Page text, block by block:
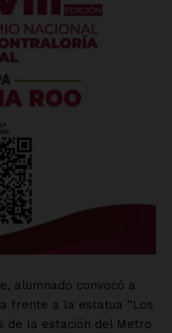
alumnado convocó a
frente a la estatua “Los
de la estación del Metro